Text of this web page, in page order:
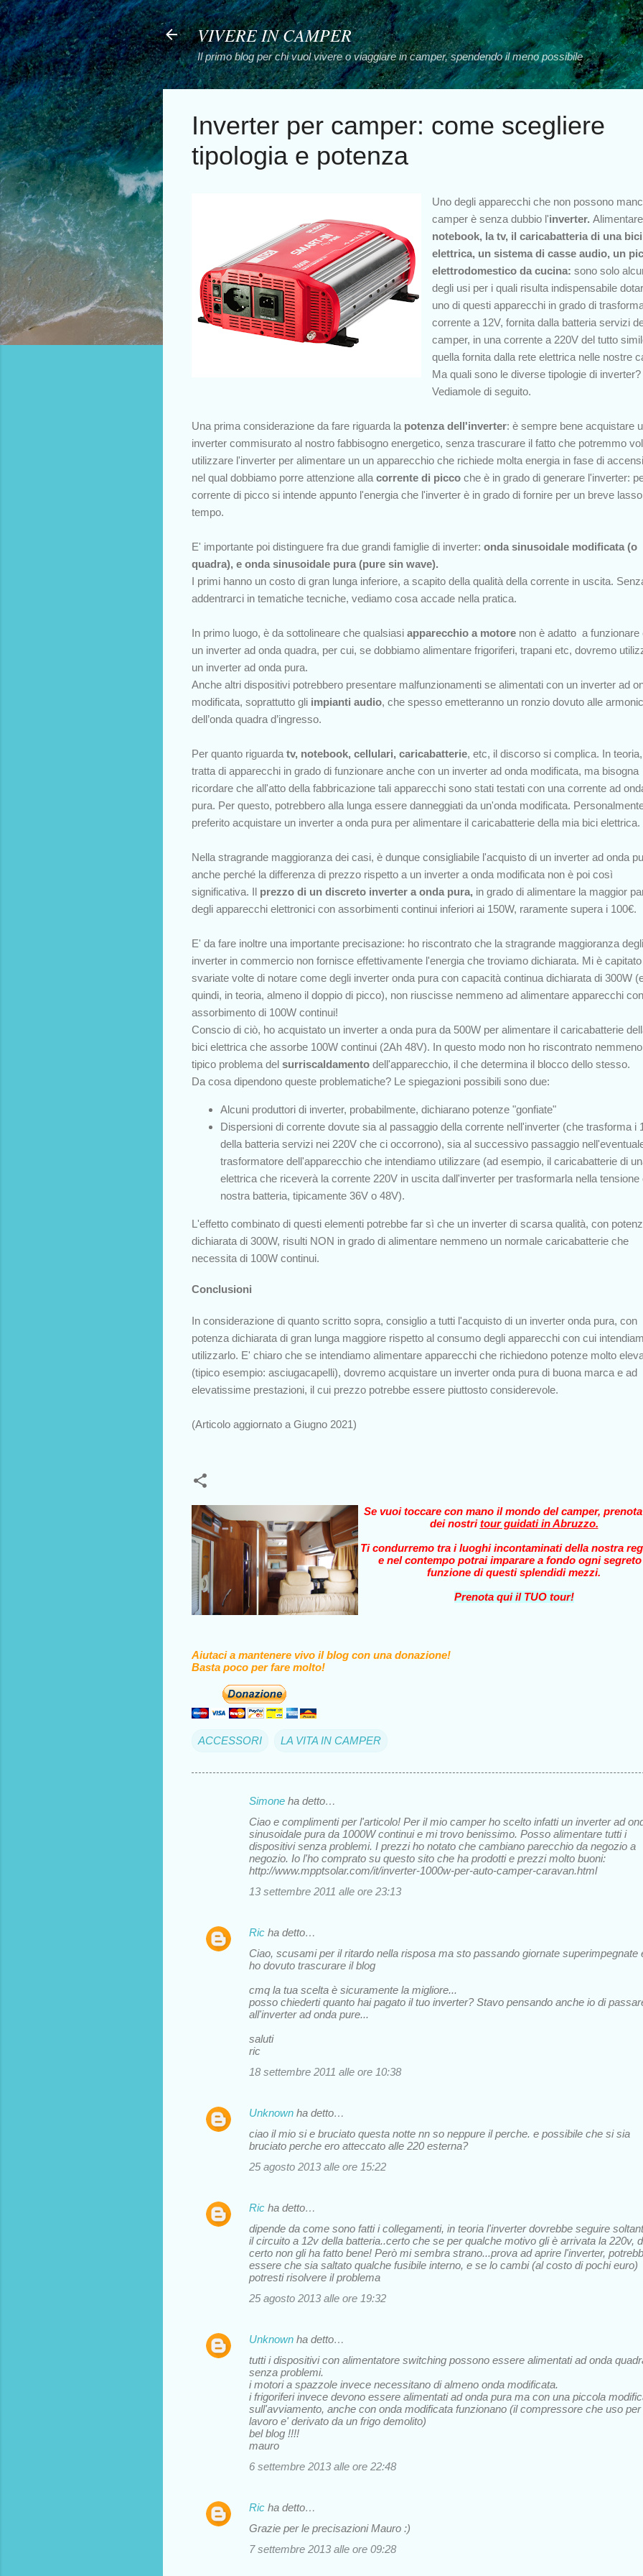
Passa ai contenuti principali
VIVERE IN CAMPER
Il primo blog per chi vuol vivere o viaggiare in camper, spendendo il meno possibile
Inverter per camper: come scegliere
tipologia e potenza
Uno degli apparecchi che non possono
camper è senza dubbio l'inverter.
notebook, la tv, il caricabatteria di una bici
elettrica, un sistema di casse audio, un
elettrodomestico da cucina: sono solo
degli usi per i quali risulta indispensabile
uno di questi apparecchi in grado di
corrente a 12V, fornita dalla batteria servizi
camper, in una corrente a 220V del tutto
quella fornita dalla rete elettrica nelle nostre
Ma quali sono le diverse tipologie di inverter?
Vediamole di seguito.
Una prima considerazione da fare riguarda la potenza dell'inverter: è sempre bene acquistare
inverter commisurato al nostro fabbisogno energetico, senza trascurare il fatto che potremmo
utilizzare l'inverter per alimentare un un apparecchio che richiede molta energia in fase di
nel qual dobbiamo porre attenzione alla corrente di picco che è in grado di generare l'inverter:
corrente di picco si intende appunto l'energia che l'inverter è in grado di fornire per un breve
tempo.
E' importante poi distinguere fra due grandi famiglie di inverter: onda sinusoidale modificata (o
quadra), e onda sinusoidale pura (pure sin wave).
I primi hanno un costo di gran lunga inferiore, a scapito della qualità della corrente in uscita.
addentrarci in tematiche tecniche, vediamo cosa accade nella pratica.
In primo luogo, è da sottolineare che qualsiasi apparecchio a motore non è adatto a funzionare
un inverter ad onda quadra, per cui, se dobbiamo alimentare frigoriferi, trapani etc, dovremo
un inverter ad onda pura.
Anche altri dispositivi potrebbero presentare malfunzionamenti se alimentati con un inverter ad
modificata, soprattutto gli impianti audio, che spesso emetteranno un ronzio dovuto alle
dell’onda quadra d’ingresso.
Per quanto riguarda tv, notebook, cellulari, caricabatterie, etc, il discorso si complica. In
tratta di apparecchi in grado di funzionare anche con un inverter ad onda modificata, ma bisogna
ricordare che all'atto della fabbricazione tali apparecchi sono stati testati con una corrente ad
pura. Per questo, potrebbero alla lunga essere danneggiati da un'onda modificata.
preferito acquistare un inverter a onda pura per alimentare il caricabatterie della mia bici elettrica.
Nella stragrande maggioranza dei casi, è dunque consigliabile l'acquisto di un inverter ad onda
anche perché la differenza di prezzo rispetto a un inverter a onda modificata non è poi così
significativa. Il prezzo di un discreto inverter a onda pura, in grado di alimentare la maggior
degli apparecchi elettronici con assorbimenti continui inferiori ai 150W, raramente supera i 100€.
E' da fare inoltre una importante precisazione: ho riscontrato che la stragrande maggioranza degli
inverter in commercio non fornisce effettivamente l'energia che troviamo dichiarata. Mi è capitato
svariate volte di notare come degli inverter onda pura con capacità continua dichiarata di 300W
quindi, in teoria, almeno il doppio di picco), non riuscisse nemmeno ad alimentare apparecchi con
assorbimento di 100W continui!
Conscio di ciò, ho acquistato un inverter a onda pura da 500W per alimentare il caricabatterie
bici elettrica che assorbe 100W continui (2Ah 48V). In questo modo non ho riscontrato
tipico problema del surriscaldamento dell'apparecchio, il che determina il blocco dello stesso.
Da cosa dipendono queste problematiche? Le spiegazioni possibili sono due:
Alcuni produttori di inverter, probabilmente, dichiarano potenze "gonfiate"
Dispersioni di corrente dovute sia al passaggio della corrente nell'inverter (che trasforma i
della batteria servizi nei 220V che ci occorrono), sia al successivo passaggio
trasformatore dell'apparecchio che intendiamo utilizzare (ad esempio, il caricabatterie di
elettrica che riceverà la corrente 220V in uscita dall'inverter per trasformarla nella tensione
nostra batteria, tipicamente 36V o 48V).
L'effetto combinato di questi elementi potrebbe far sì che un inverter di scarsa qualità, con
dichiarata di 300W, risulti NON in grado di alimentare nemmeno un normale caricabatterie che
necessita di 100W continui.
Conclusioni
In considerazione di quanto scritto sopra, consiglio a tutti l'acquisto di un inverter onda pura, con
potenza dichiarata di gran lunga maggiore rispetto al consumo degli apparecchi con cui
utilizzarlo. E' chiaro che se intendiamo alimentare apparecchi che richiedono potenze molto
(tipico esempio: asciugacapelli), dovremo acquistare un inverter onda pura di buona marca e ad
elevatissime prestazioni, il cui prezzo potrebbe essere piuttosto considerevole.
(Articolo aggiornato a Giugno 2021)
Se vuoi toccare con mano il mondo del camper,
dei nostritour guidati in Abruzzo.
Ti condurremo tra i luoghi incontaminati della nostra
e nel contempo potrai imparare a fondo ogni segreto
funzione di questi splendidi mezzi.
Prenota qui il TUO tour!
Aiutaci a mantenere vivo il blog con una donazione!
Basta poco per fare molto!
ACCESSORI LA VITA IN CAMPER
t
i
Simone ha detto…
Ciao e complimenti per l'articolo! Per il mio camper ho scelto infatti un inverter ad
sinusoidale pura da 1000W continui e mi trovo benissimo. Posso alimentare tutti i
dispositivi senza problemi. I prezzi ho notato che cambiano parecchio da negozio a
negozio. Io l'ho comprato su questo sito che ha prodotti e prezzi molto buoni:
http://www.mpptsolar.com/it/inverter-1000w-per-auto-camper-caravan.html
13 settembre 2011 alle ore 23:13
Ric ha detto…
Ciao, scusami per il ritardo nella risposa ma sto passando giornate superimpegnate
ho dovuto trascurare il blog
cmq la tua scelta è sicuramente la migliore...
posso chiederti quanto hai pagato il tuo inverter? Stavo pensando anche io di
all'inverter ad onda pure...
saluti
ric
18 settembre 2011 alle ore 10:38
Unknown ha detto…
ciao il mio si e bruciato questa notte nn so neppure il perche. e possibile che si sia
bruciato perche ero atteccato alle 220 esterna?
25 agosto 2013 alle ore 15:22
Ric ha detto…
dipende da come sono fatti i collegamenti, in teoria l'inverter dovrebbe seguire
il circuito a 12v della batteria..certo che se per qualche motivo gli è arrivata la 220v,
certo non gli ha fatto bene! Però mi sembra strano...prova ad aprire l'inverter,
essere che sia saltato qualche fusibile interno, e se lo cambi (al costo di pochi euro)
potresti risolvere il problema
25 agosto 2013 alle ore 19:32
Unknown ha detto…
tutti i dispositivi con alimentatore switching possono essere alimentati ad onda
senza problemi.
i motori a spazzole invece necessitano di almeno onda modificata.
i frigoriferi invece devono essere alimentati ad onda pura ma con una piccola
sull'avviamento, anche con onda modificata funzionano (il compressore che uso per
lavoro e' derivato da un frigo demolito)
bel blog !!!!
mauro
6 settembre 2013 alle ore 22:48
Ric ha detto…
Grazie per le precisazioni Mauro :)
7 settembre 2013 alle ore 09:28